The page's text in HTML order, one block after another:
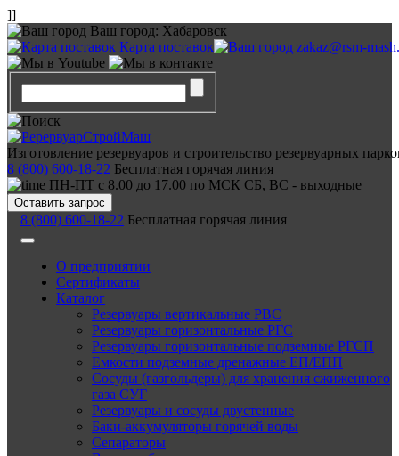
]]
Ваш город: Хабаровск
Карта поставок
zakaz@rsm-
Изготовление резервуаров и строительство резервуарных
8 (800) 600-18-22 Бесплатная горячая линия
ПН-ПТ с 8.00 до 17.00 по МСК СБ, ВС - выходные
Оставить запрос
8 (800) 600-18-22 Бесплатная горячая линия
О предприятии
Сертификаты
Каталог
Резервуары вертикальные РВС
Резервуары горизонтальные РГС
Резервуары горизонтальные подземные РГСП
Емкости подземные дренажные ЕП/ЕПП
Сосуды (газгольдеры) для хранения сжиженного
газа СУГ
Резервуары и сосуды двустенные
Баки-аккумуляторы горячей воды
Сепараторы